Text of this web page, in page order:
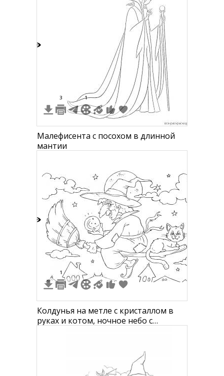
3 1
Малефисента с посохом в длинной
мантии
1
Колдунья на метле с кристаллом в
руках и котом, ночное небо с